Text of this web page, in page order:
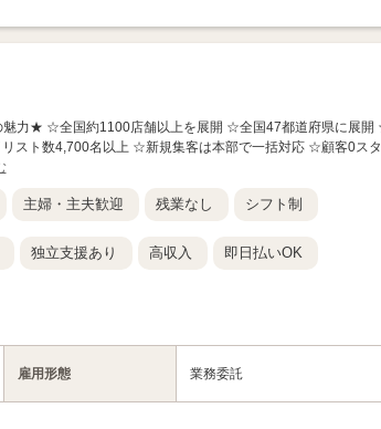
魅力★ ☆全国約1100店舗以上を展開 ☆全国47都道府県に展
スト数4,700名以上 ☆新規集客は本部で一括対応 ☆顧客0スタ
主婦・主夫歓迎 残業なし シフト制
独立支援あり 高収入 即日払いOK
雇用形態 業務委託